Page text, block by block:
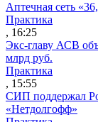
Аптечная сеть
Практика
, 16:25
Экс-главу АСВ
млрд руб.
Практика
, 15:55
СИП поддержал
«Нетдолгофф»